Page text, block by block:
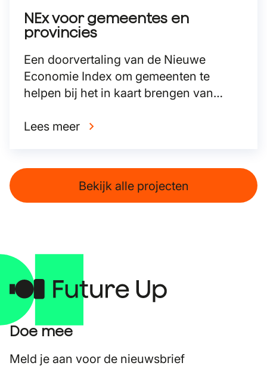
NEx voor gemeentes en
provincies
Een doorvertaling van de Nieuwe
Economie Index om gemeenten te
helpen bij het in kaart brengen van
Lees meer
Bekijk alle projecten
Doe mee
Meld je aan voor de nieuwsbrief